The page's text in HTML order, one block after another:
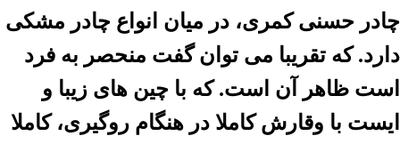
چادر حسنی کمری، در میان انواع چادر مشکی
دارد. که تقریبا می توان گفت منحصر به فرد
است ظاهر آن است. که با چین های زیبا و
ایست با وقارش کاملا در هنگام روگیری، کاملا